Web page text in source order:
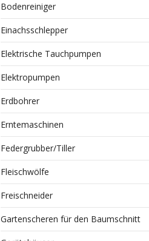
Bodenreiniger
Einachsschlepper
Elektrische Tauchpumpen
Elektropumpen
Erdbohrer
Erntemaschinen
Federgrubber/Tiller
Fleischwölfe
Freischneider
Gartenscheren für den Baumschnitt